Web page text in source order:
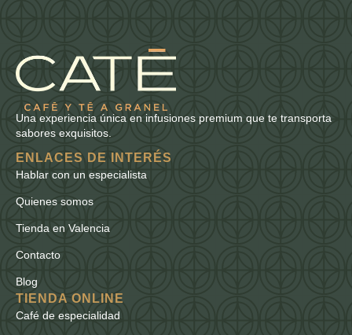
Una experiencia única en infusiones premium que te transporta
sabores exquisitos.
ENLACES DE INTERÉS
Hablar con un especialista
Quienes somos
Tienda en Valencia
Contacto
Blog
TIENDA ONLINE
Café de especialidad